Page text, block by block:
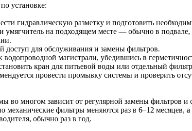
установке:
гидравлическую разметку и подготовить
умягчитель на подходящем месте — обычно в
доступ для обслуживания и замены фильтров.
водопроводной магистрали, убедившись в
кран для питьевой воды или отдельный
провести промывку системы и проверить
во многом зависит от регулярной замены фильтров и
механические фильтры меняются раз в 6–12 месяцев,
обычно раз в год.